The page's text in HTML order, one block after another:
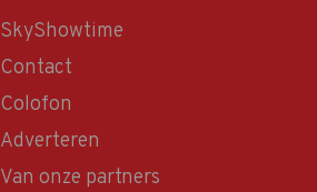
SkyShowtime
Contact
Colofon
Adverteren
Van onze partners